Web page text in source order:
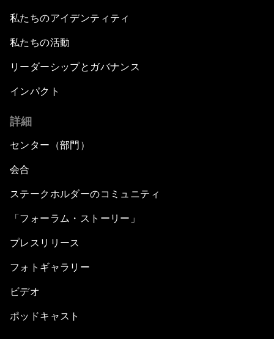
私たちのアイデンティティ
私たちの活動
リーダーシップとガバナンス
インパクト
詳細
センター（部門）
会合
ステークホルダーのコミュニティ
「フォーラム・ストーリー」
プレスリリース
フォトギャラリー
ビデオ
ポッドキャスト